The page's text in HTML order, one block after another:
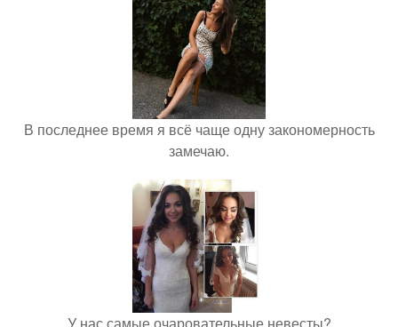
В последнее время я всё чаще одну закономерность
замечаю.
У нас самые очаровательные невесты?